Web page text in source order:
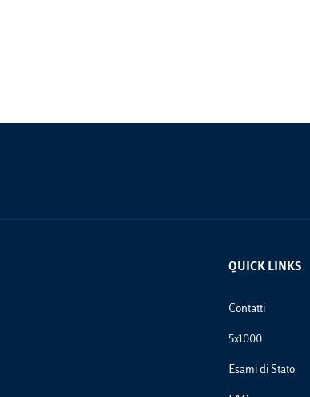
QUICK LINKS
Footer Links
Contatti
5x1000
Esami di Stato